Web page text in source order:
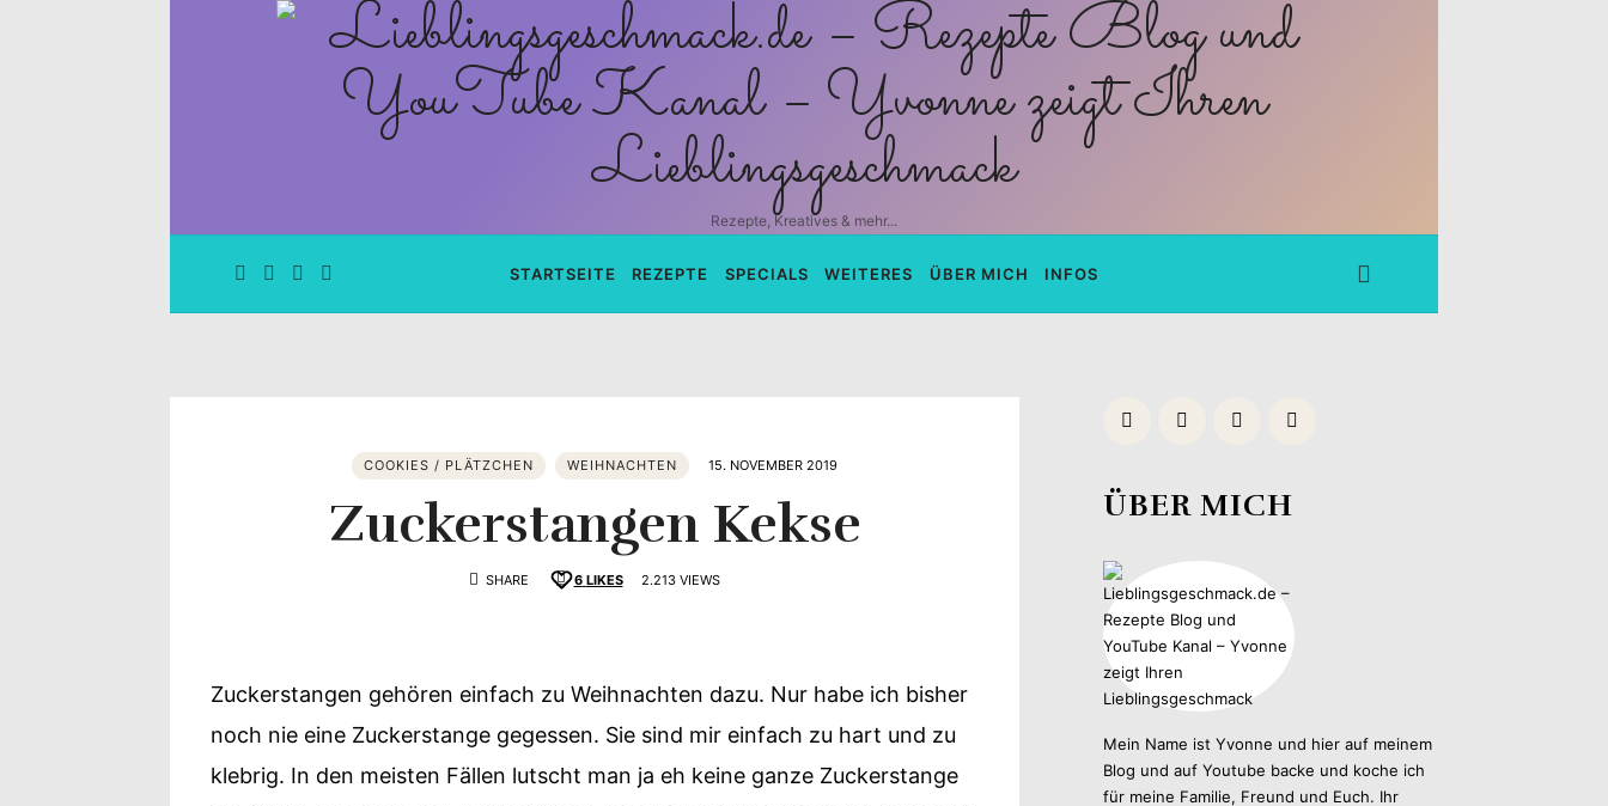
Lieblingsgeschmack.de
Rezepte
Blog
und
Kanal
Yvonne
Ihren
Lieblingsgeschmack
Rezepte, Kreatives & mehr...
STARTSEITE REZEPTE SPECIALS WEITERES ÜBER MICH INFOS
COOKIES / PLÄTZCHEN WEIHNACHTEN 15. NOVEMBER 2019
Zuckerstangen Kekse
SHARE 6 LIKES 2.213 VIEWS
Zuckerstangen gehören einfach zu Weihnachten dazu. Nur habe ich bisher
noch nie eine Zuckerstange gegessen. Sie sind mir einfach zu hart und zu
klebrig. In den meisten Fällen lutscht man ja eh keine ganze Zuckerstange
ÜBER MICH
Mein Name ist Yvonne und hier auf meinem
Blog und auf Youtube backe und koche ich
für meine Familie, Freund und Euch. Ihr